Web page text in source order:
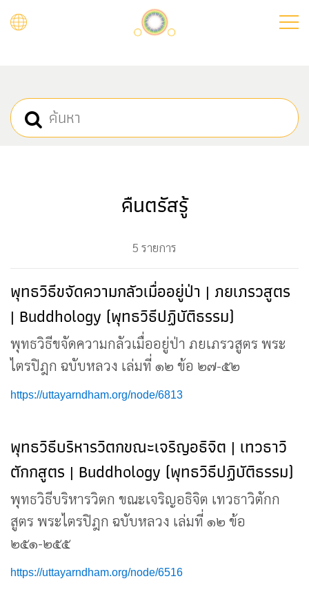
คืนตรัสรู้
5 รายการ
พุทธวิธีขจัดความกลัวเมื่ออยู่ป่า | ภยเภรวสูตร
| Buddhology (พุทธวิธีปฏิบัติธรรม)
พุทธวิธีขจัดความกลัวเมื่ออยู่ป่า ภยเภรวสูตร พระ
ไตรปิฎก ฉบับหลวง เล่มที่ ๑๒ ข้อ ๒๗-๕๒
https://uttayarndham.org/node/6813
พุทธวิธีบริหารวิตกขณะเจริญอธิจิต | เทวธาวิ
ตักกสูตร | Buddhology (พุทธวิธีปฏิบัติธรรม)
พุทธวิธีบริหารวิตก ขณะเจริญอธิจิต เทวธาวิตักก
สูตร พระไตรปิฎก ฉบับหลวง เล่มที่ ๑๒ ข้อ
๒๕๑-๒๕๕
https://uttayarndham.org/node/6516